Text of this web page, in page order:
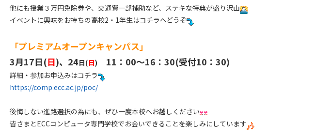
他にも授業３万円免除券や、交通費一部補助など、ステキな特典が盛り沢山
イベントに興味をお持ちの高校2・1年生はコチラへどうぞ
「プレミアムオープンキャンパス」
3月17日(日)、24日(日) 11：00～16：30(受付10：30)
詳細・参加お申込みはコチラ
https://comp.ecc.ac.jp/poc/
後悔しない進路選択の為にも、ぜひ一度本校へお越しください
皆さまとECCコンピュータ専門学校でお会いできることを楽しみにしています